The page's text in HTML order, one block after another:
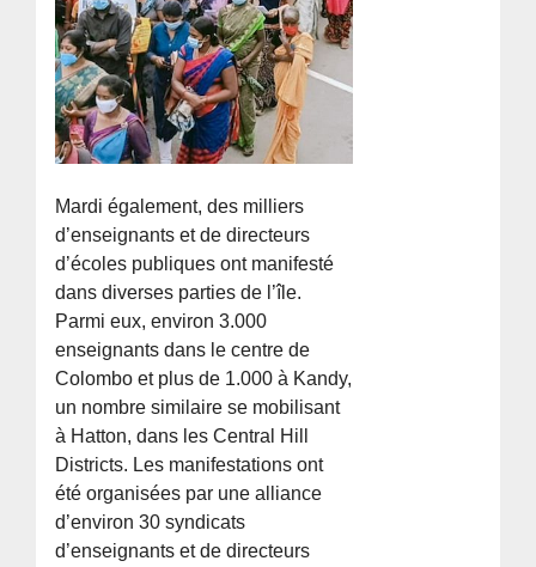
Mardi également, des milliers
d’enseignants et de directeurs
d’écoles publiques ont manifesté
dans diverses parties de l’île.
Parmi eux, environ 3.000
enseignants dans le centre de
Colombo et plus de 1.000 à Kandy,
un nombre similaire se mobilisant
à Hatton, dans les Central Hill
Districts. Les manifestations ont
été organisées par une alliance
d’environ 30 syndicats
d’enseignants et de directeurs